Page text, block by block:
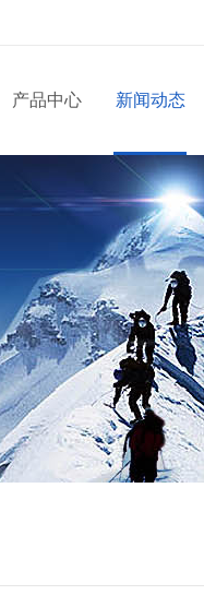
产品中心 新闻动态